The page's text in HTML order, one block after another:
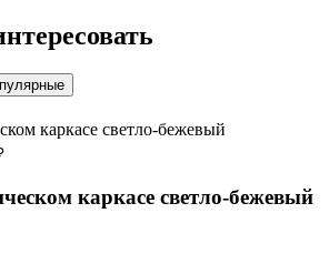
каркасе светло-бежевый